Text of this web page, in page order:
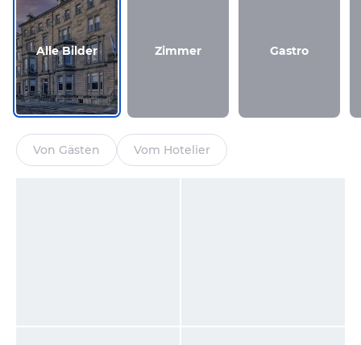
Alle Bilder Zimmer Gastro
Von Gästen Vom Hotelier